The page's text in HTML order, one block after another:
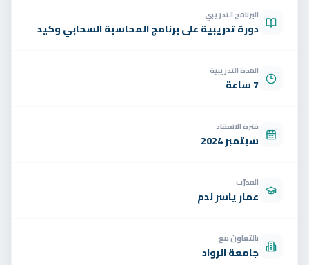
البرنامج التدريبي
دورة تدريبية على برنامج المحاسبة السحابي وكيد
المدة التدريبية
7 ساعة
فترة الانعقاد
سبتمبر 2024
المدرّب
عمار ياسر ندم
بالتعاون مع
جامعة الرواد